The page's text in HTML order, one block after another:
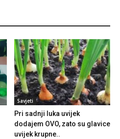
Savjeti
Pri sadnji luka uvijek
dodajem OVO, zato su glavice
uvijek krupne..